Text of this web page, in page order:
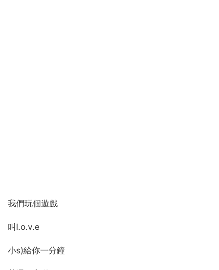
我們玩個遊戲
叫l.o.v.e
小s)給你一分鐘